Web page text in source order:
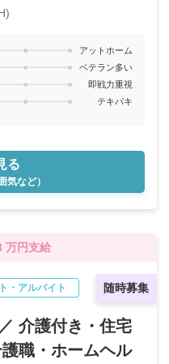
アットホーム
ベテラン多い
即戦力重視
テキパキ
る
気など）
万円支給
随時募集
・アルバイト
介護付き・住宅
職・ホームヘル